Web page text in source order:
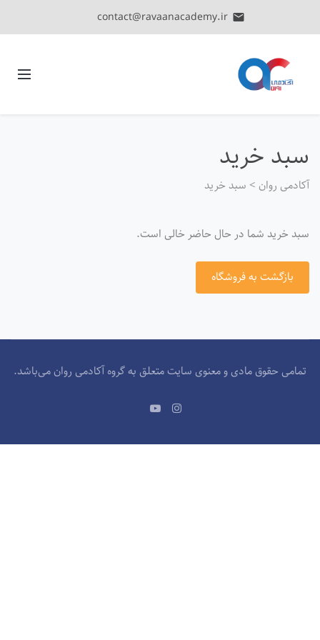
email
contact@ravaanacademy.ir
سبد خرید
آکادمی روان > سبد خرید
سبد خرید شما در حال حاضر خالی است.
بازگشت به فروشگاه
تمامی حقوق مادی و معنوی سایت متعلق به گروه آکادمی روان می‌باشد.